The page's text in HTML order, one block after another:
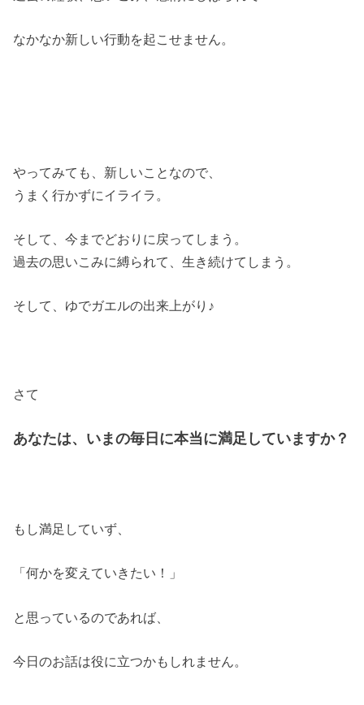
なかなか新しい行動を起こせません。
やってみても、新しいことなので、
うまく行かずにイライラ。
そして、今までどおりに戻ってしまう。
過去の思いこみに縛られて、生き続けてしまう。
そして、ゆでガエルの出来上がり♪
さて
あなたは、いまの毎日に本当に満足していますか？
もし満足していず、
「何かを変えていきたい！」
と思っているのであれば、
今日のお話は役に立つかもしれません。